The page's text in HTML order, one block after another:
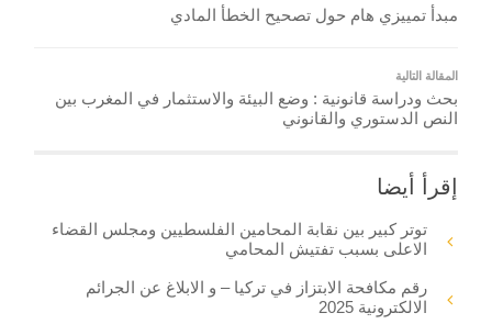
مبدأ تمييزي هام حول تصحيح الخطأ المادي
المقالة التالية
بحث ودراسة قانونية : وضع البيئة والاستثمار في المغرب بين
النص الدستوري والقانوني
إقرأ أيضا
توتر كبير بين نقابة المحامين الفلسطيين ومجلس القضاء
الاعلى بسبب تفتيش المحامي
رقم مكافحة الابتزاز في تركيا – و الابلاغ عن الجرائم
الالكترونية 2025